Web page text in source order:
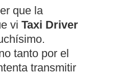
que la
vi Taxi Driver
tanto por el
transmitir